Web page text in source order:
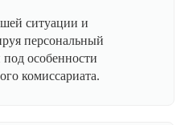
ситуации и
персональный
особенности
комиссариата.